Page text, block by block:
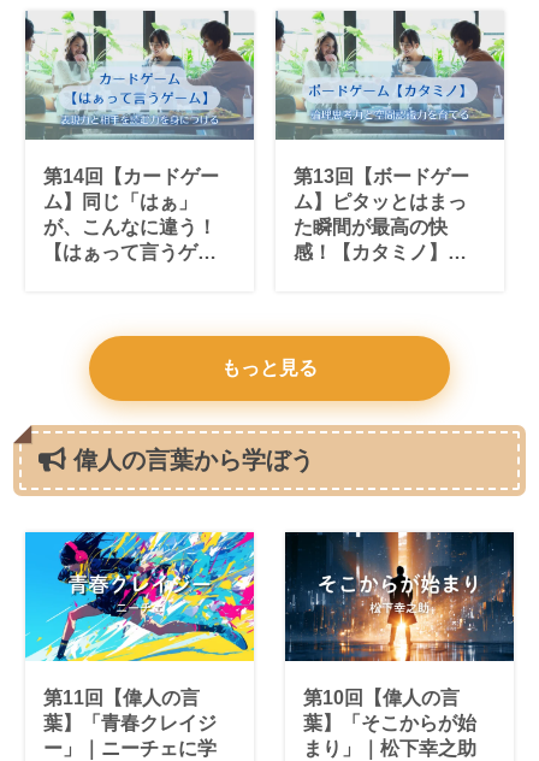
る
第14回【カードゲー
ム】同じ「はぁ」
が、こんなに違う！
【はぁって言うゲー
ケーションゲーム
第13回【ボードゲー
ム】ピタッとはまっ
た瞬間が最高の快
感！【カタミノ】｜
もっと見る
偉人の言葉から学ぼう
第11回【偉人の言
葉】「青春クレイジ
ー」｜ニーチェに学
第10回【偉人の言
葉】「そこからが始
まり」｜松下幸之助